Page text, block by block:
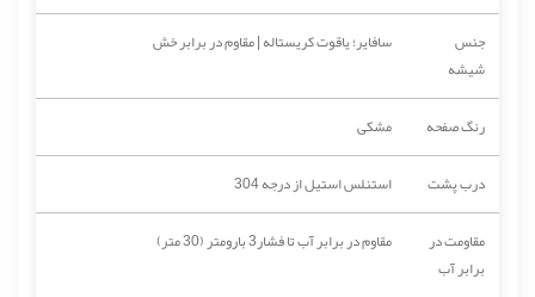
جنس
شیشه
سافایر؛ یاقوت کریستاله | مقاوم در برابر خش
رنگ صفحه
مشکی
درب پشت
استنلس استیل از درجه 304
مقاومت در
برابر آب
مقاوم در برابر آب تا فشار3 بارومتر (30 متر)